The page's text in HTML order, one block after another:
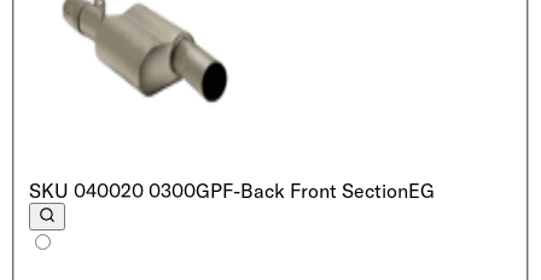
SKU 040020 0300GPF-Back Front SectionEG